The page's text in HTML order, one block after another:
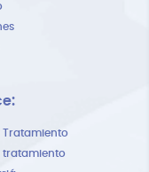
Tratamiento
tratamiento